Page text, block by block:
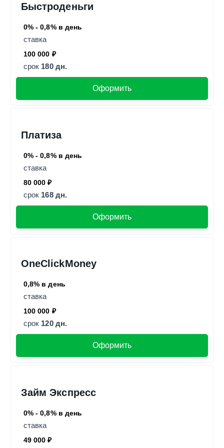
Быстроденьги
0% - 0,8% в день
ставка
100 000 ₽
срок 180 дн.
Оформить
Платиза
0% - 0,8% в день
ставка
80 000 ₽
срок 168 дн.
Оформить
OneClickMoney
0,8% в день
ставка
100 000 ₽
срок 120 дн.
Оформить
Займ Экспресс
0% - 0,8% в день
ставка
49 000 ₽